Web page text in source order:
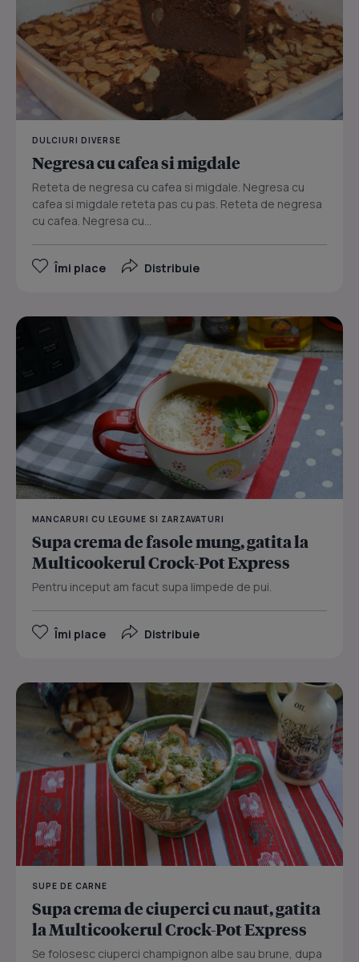
DULCIURI DIVERSE
Negresa cu cafea si migdale
Reteta de negresa cu cafea si migdale. Negresa cu
cafea si migdale reteta pas cu pas. Reteta de negresa
cu cafea. Negresa cu...
Îmi place Distribuie
MANCARURI CU LEGUME SI ZARZAVATURI
Supa crema de fasole mung, gatita la
Multicookerul Crock-Pot Express
Pentru inceput am facut supa limpede de pui.
Îmi place Distribuie
SUPE DE CARNE
Supa crema de ciuperci cu naut, gatita
la Multicookerul Crock-Pot Express
Se folosesc ciuperci champignon albe sau brune, dupa